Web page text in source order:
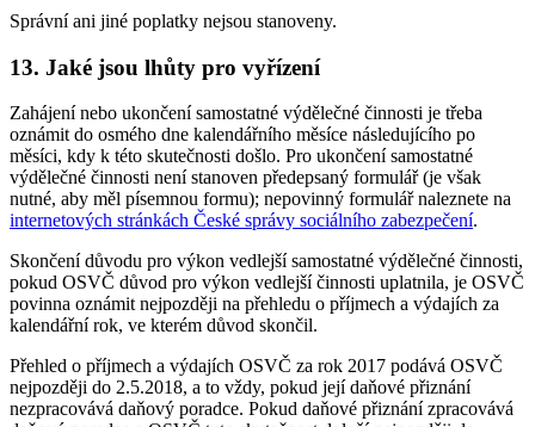
Správní ani jiné poplatky nejsou stanoveny.
13. Jaké jsou lhůty pro vyřízení
Zahájení nebo ukončení samostatné výdělečné činnosti je třeba
oznámit do osmého dne kalendářního měsíce následujícího po
měsíci, kdy k této skutečnosti došlo. Pro ukončení samostatné
výdělečné činnosti není stanoven předepsaný formulář (je však
nutné, aby měl písemnou formu); nepovinný formulář naleznete na
internetových stránkách České správy sociálního zabezpečení.
Skončení důvodu pro výkon vedlejší samostatné výdělečné činnosti,
pokud OSVČ důvod pro výkon vedlejší činnosti uplatnila, je OSVČ
povinna oznámit nejpozději na přehledu o příjmech a výdajích za
kalendářní rok, ve kterém důvod skončil.
Přehled o příjmech a výdajích OSVČ za rok 2017 podává OSVČ
nejpozději do 2.5.2018, a to vždy, pokud její daňové přiznání
nezpracovává daňový poradce. Pokud daňové přiznání zpracovává